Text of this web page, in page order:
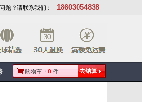
题？请联系我们： 18603054838
去结算
购物车： 0 件